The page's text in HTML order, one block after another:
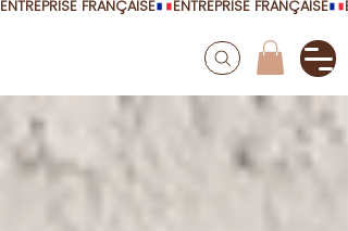
ENTREPRISE FRANÇAISE